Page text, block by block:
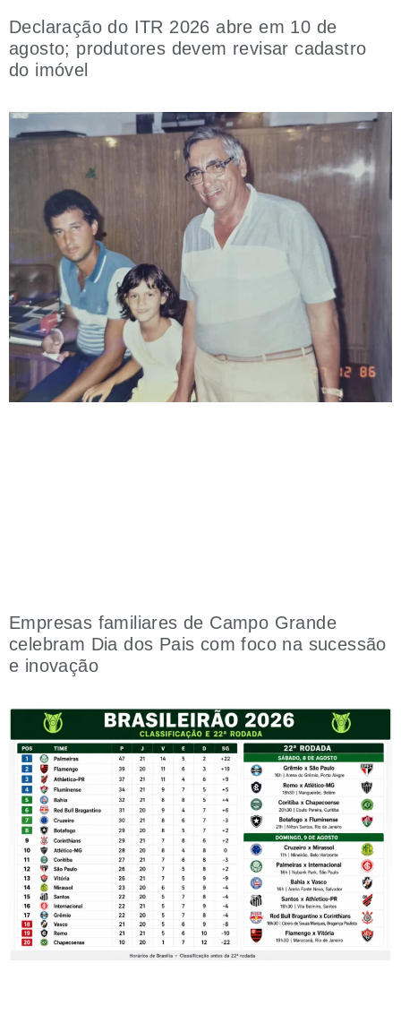
Declaração do ITR 2026 abre em 10 de
agosto; produtores devem revisar cadastro
do imóvel
Empresas familiares de Campo Grande
celebram Dia dos Pais com foco na sucessão
e inovação